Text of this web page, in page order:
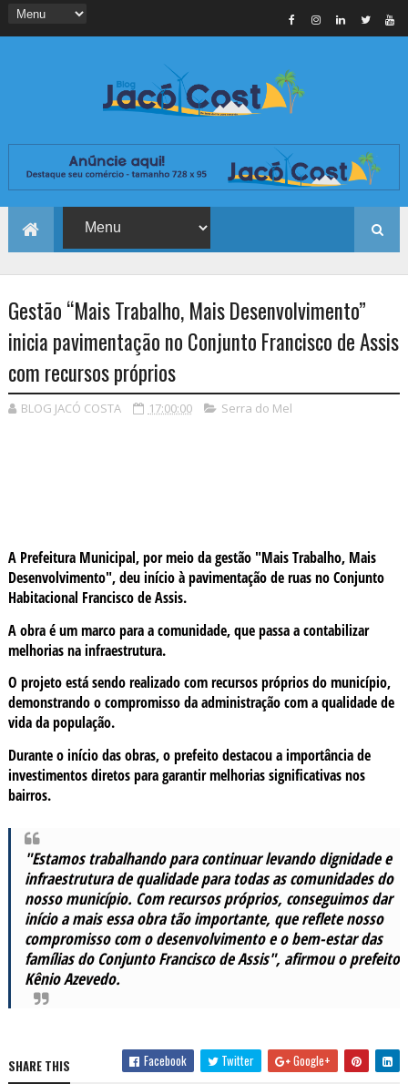
Gestão “Mais Trabalho, Mais Desenvolvimento”
inicia pavimentação no Conjunto Francisco de Assis
com recursos próprios
BLOG JACÓ COSTA 17:00:00 Serra do Mel
A Prefeitura Municipal, por meio da gestão "Mais Trabalho, Mais
Desenvolvimento", deu início à pavimentação de ruas no Conjunto
Habitacional Francisco de Assis.
A obra é um marco para a comunidade, que passa a contabilizar
melhorias na infraestrutura.
O projeto está sendo realizado com recursos próprios do município,
demonstrando o compromisso da administração com a qualidade de
vida da população.
Durante o início das obras, o prefeito destacou a importância de
investimentos diretos para garantir melhorias significativas nos
bairros.
"Estamos trabalhando para continuar levando dignidade e
infraestrutura de qualidade para todas as comunidades do
nosso município. Com recursos próprios, conseguimos dar
início a mais essa obra tão importante, que reflete nosso
compromisso com o desenvolvimento e o bem-estar das
famílias do Conjunto Francisco de Assis", afirmou o prefeito
Kênio Azevedo.
SHARE THIS Facebook Twitter Google+